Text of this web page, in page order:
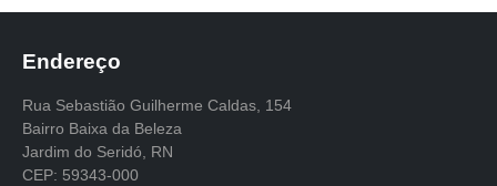
Endereço
Rua Sebastião Guilherme Caldas, 154
Bairro Baixa da Beleza
Jardim do Seridó, RN
CEP: 59343-000